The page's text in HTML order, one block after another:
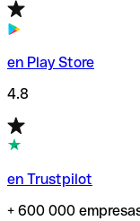
en Play Store
4.8
en Trustpilot
+ 600 000